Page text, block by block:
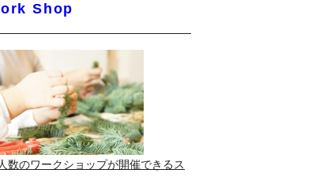
Shop
数のワークショップが開催できるス